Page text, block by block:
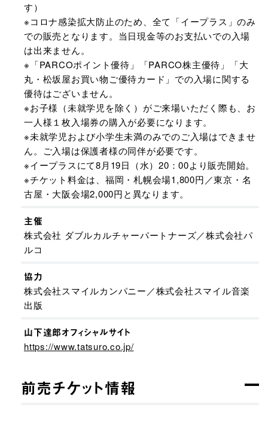
す）
※コロナ感染拡大防止のため、全て「イープラス」のみ
での販売となります。当日現金等のお支払いでの入場
は出来ません。
※「PARCOポイント優待」「PARCO株主優待」「大
丸・松坂屋お買い物ご優待カード」での入場に関する
優待はございません。
※お子様（未就学児を除く）がご来場いただく際も、お
一人様１枚入場券の購入が必要になります。
※未就学児および小学生未満のみでのご入場はできませ
ん。ご入場は保護者様の同伴が必要です。
※イープラスにて8月19日（水）20：00より販売開始。
※チケット料金は、福岡・札幌会場1,800円／東京・名
古屋・大阪会場2,000円と異なります。
主催
株式会社 ダブルカルチャーパートナーズ／株式会社パ
ルコ
協力
株式会社スマイルカンパニー／株式会社スマイル音楽
出版
山下達郎オフィシャルサイト
https://www.tatsuro.co.jp/
前売チケット情報